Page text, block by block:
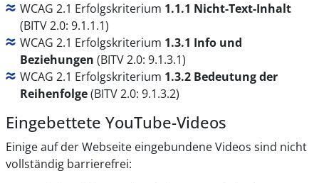
WCAG 2.1 Erfolgskriterium 1.1.1 Nicht-Text-Inhalt
(BITV 2.0: 9.1.1.1)
WCAG 2.1 Erfolgskriterium 1.3.1 Info und
Beziehungen (BITV 2.0: 9.1.3.1)
WCAG 2.1 Erfolgskriterium 1.3.2 Bedeutung der
Reihenfolge(BITV 2.0: 9.1.3.2)
Eingebettete YouTube-Videos
Einige auf der Webseite eingebundene Videos sind nicht
vollständig barrierefrei: